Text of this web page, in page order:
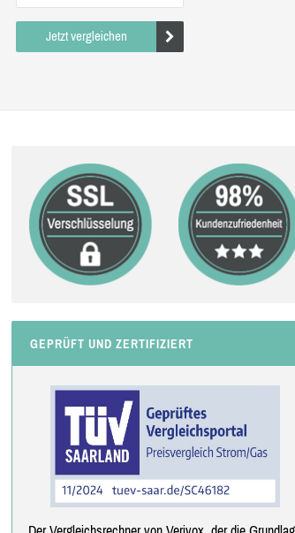
Jetzt vergleichen
GEPRÜFT UND ZERTIFIZIERT